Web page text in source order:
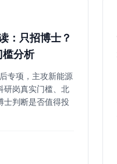
：只招博士？
槛分析
专项，主攻新能源
研岗真实门槛、北
士判断是否值得投